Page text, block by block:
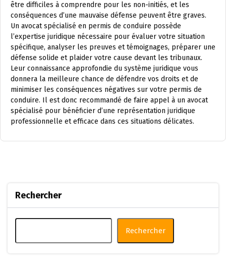
être difficiles à comprendre pour les non-initiés, et les
conséquences d’une mauvaise défense peuvent être graves.
Un avocat spécialisé en permis de conduire possède
l’expertise juridique nécessaire pour évaluer votre situation
spécifique, analyser les preuves et témoignages, préparer une
défense solide et plaider votre cause devant les tribunaux.
Leur connaissance approfondie du système juridique vous
donnera la meilleure chance de défendre vos droits et de
minimiser les conséquences négatives sur votre permis de
conduire. Il est donc recommandé de faire appel à un avocat
spécialisé pour bénéficier d’une représentation juridique
professionnelle et efficace dans ces situations délicates.
Rechercher
Rechercher